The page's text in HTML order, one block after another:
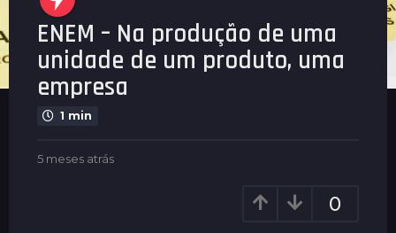
e
s
e
s
a
t
á
ENEM – Na produção de uma
unidade de um produto, uma
empresa
1 min
b
5 meses atrás
0